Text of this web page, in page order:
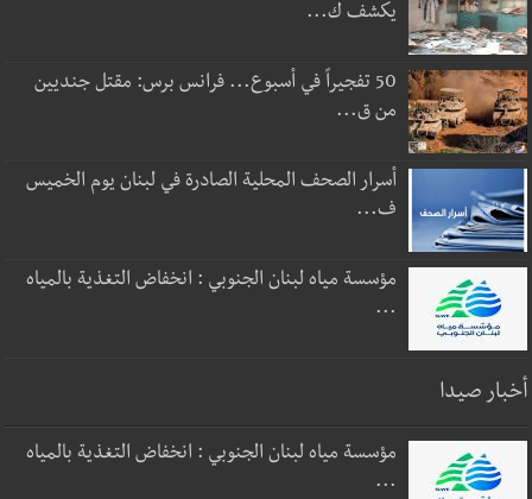
يكشف ك...
50 تفجيراً في أسبوع... فرانس برس: مقتل جنديين
من ق...
أسرار الصحف المحلية الصادرة في لبنان يوم الخميس
ف...
مؤسسة مياه لبنان الجنوبي : انخفاض التغذية بالمياه
...
أخبار صيدا
مؤسسة مياه لبنان الجنوبي : انخفاض التغذية بالمياه
...